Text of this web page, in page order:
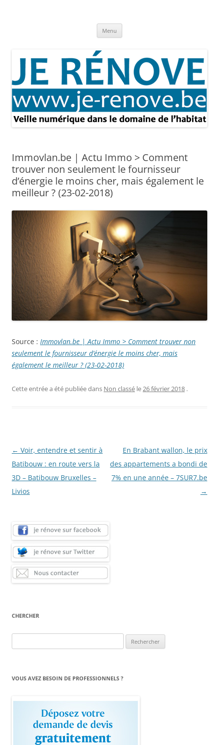
Menu
Immovlan.be | Actu Immo > Comment
trouver non seulement le fournisseur
d’énergie le moins cher, mais également le
meilleur ? (23-02-2018)
Source : Immovlan.be | Actu Immo > Comment trouver non
seulement le fournisseur d’énergie le moins cher, mais
également le meilleur ? (23-02-2018)
Cette entrée a été publiée dans Non classé le26 février 2018 .
Navigation
des
articles
← Voir, entendre et sentir à
Batibouw : en route vers la
3D – Batibouw Bruxelles –
Livios
En Brabant wallon, le prix
des appartements a bondi de
7% en une année – 7SUR7.be
→
CHERCHER
VOUS AVEZ BESOIN DE PROFESSIONNELS ?